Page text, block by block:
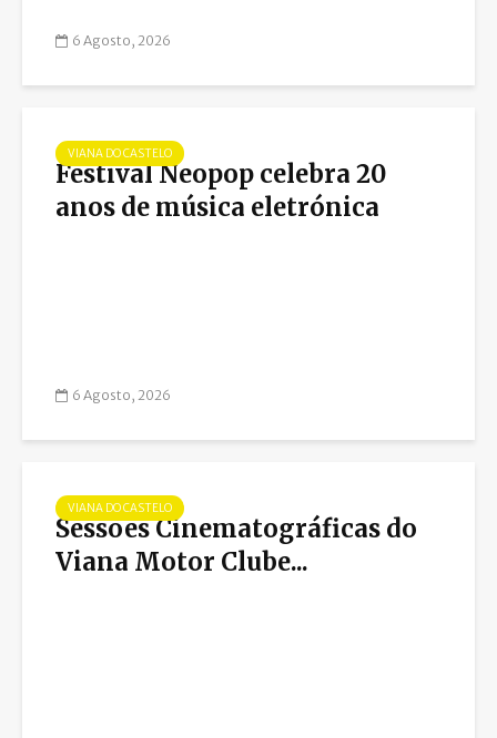
6 Agosto, 2026
VIANA DO CASTELO
Festival Neopop celebra 20
anos de música eletrónica
6 Agosto, 2026
VIANA DO CASTELO
Sessões Cinematográficas do
Viana Motor Clube...